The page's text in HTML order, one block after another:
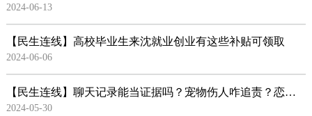
2024-06-13
【民生连线】高校毕业生来沈就业创业有这些补贴可领取
2024-06-06
【民生连线】聊天记录能当证据吗？宠物伤人咋追责？恋爱期的转账可返还吗？司法行政人员携律师带您去《...
2024-05-30